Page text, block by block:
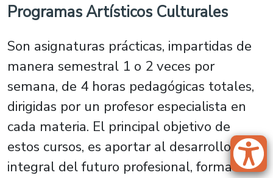
Programas Artísticos Culturales
Son asignaturas prácticas, impartidas de
manera semestral 1 o 2 veces por
semana, de 4 horas pedagógicas totales,
dirigidas por un profesor especialista en
cada materia. El principal objetivo de
estos cursos, es aportar al desarrollo
integral del futuro profesional, formado